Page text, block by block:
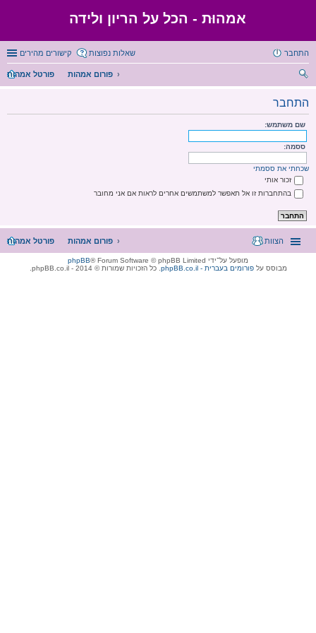
אמהוּת - הכל על הריון ולידה
קישורים מהירים שאלות נפוצות התחבר
פורטל אמהות
פורום אמהות
ש
התחבר
שם משתמש:
ססמה:
שכחתי את ססמתי
זכור אותי
בהתחברות זו אל תאפשר למשתמשים אחרים לראות אם אני מחובר
פורטל אמהות פורום אמהות הצוות
מופעל על־ידי phpBB® Forum Software © phpBB Limited
מבוסס עלphpBB.co.il - פורומים בעברית . כל הזכויות שמורות © 2014 - phpBB.co.il.